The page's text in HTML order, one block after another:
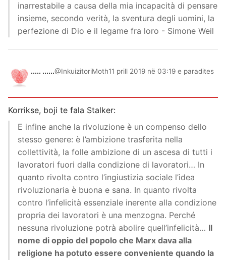
inarrestabile a causa della mia incapacità di pensare
insieme, secondo verità, la sventura degli uomini, la
perfezione di Dio e il legame fra loro - Simone Weil
..... ......@InkuizitoriMoth11 prill 2019 në 03:19 e paradites
Korrikse, boji te fala Stalker:
E infine anche la rivoluzione è un compenso dello
stesso genere: è l’ambizione trasferita nella
collettività, la folle ambizione di un ascesa di tutti i
lavoratori fuori dalla condizione di lavoratori… In
quanto rivolta contro l’ingiustizia sociale l’idea
rivoluzionaria è buona e sana. In quanto rivolta
contro l’infelicità essenziale inerente alla condizione
propria dei lavoratori è una menzogna. Perché
nessuna rivoluzione potrà abolire quell’infelicità… Il
nome di oppio del popolo che Marx dava alla
religione ha potuto essere conveniente quando la